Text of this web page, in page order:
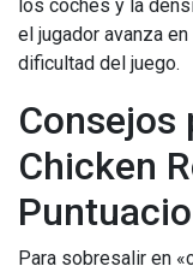
los coches y la
el jugador avanza
dificultad del juego.
Consejos
Chicken
Para sobresalir en